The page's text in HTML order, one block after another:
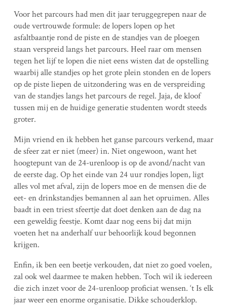
Voor het parcours had men dit jaar teruggegrepen naar de
oude vertrouwde formule: de lopers lopen op het
asfaltbaantje rond de piste en de standjes van de ploegen
staan verspreid langs het parcours. Heel raar om mensen
tegen het lijf te lopen die niet eens wisten dat de opstelling
waarbij alle standjes op het grote plein stonden en de lopers
op de piste liepen de uitzondering was en de verspreiding
van de standjes langs het parcours de regel. Jaja, de kloof
tussen mij en de huidige generatie studenten wordt steeds
groter.
Mijn vriend en ik hebben het ganse parcours verkend, maar
de sfeer zat er niet (meer) in. Niet ongewoon, want het
hoogtepunt van de 24-urenloop is op de avond/nacht van
de eerste dag. Op het einde van 24 uur rondjes lopen, ligt
alles vol met afval, zijn de lopers moe en de mensen die de
eet- en drinkstandjes bemannen al aan het opruimen. Alles
baadt in een triest sfeertje dat doet denken aan de dag na
een geweldig feestje. Komt daar nog eens bij dat mijn
voeten het na anderhalf uur behoorlijk koud begonnen
krijgen.
Enfin, ik ben een beetje verkouden, dat niet zo goed voelen,
zal ook wel daarmee te maken hebben. Toch wil ik iedereen
die zich inzet voor de 24-urenloop proficiat wensen. ‘t Is elk
jaar weer een enorme organisatie. Dikke schouderklop.